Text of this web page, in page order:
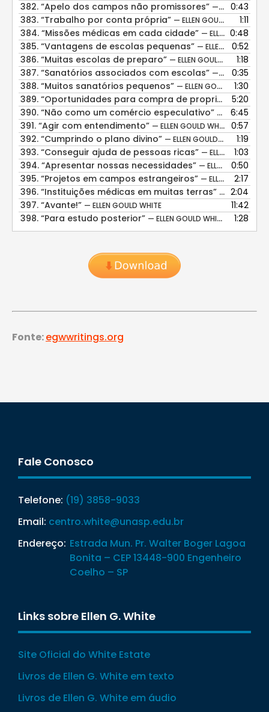
382. “Apelo dos campos não promissores” — ELLEN GOULD WHITE
0:43
383. “Trabalho por conta própria” — ELLEN GOULD WHITE
1:11
384. “Missões médicas em cada cidade” — ELLEN GOULD WHITE
0:48
385. “Vantagens de escolas pequenas” — ELLEN GOULD WHITE
0:52
386. “Muitas escolas de preparo” — ELLEN GOULD WHITE
1:18
387. “Sanatórios associados com escolas” — ELLEN GOULD WHITE
0:35
388. “Muitos sanatórios pequenos” — ELLEN GOULD WHITE
1:30
389. “Oportunidades para compra de propriedades para sanatório”
5:20
390. “Não como um comércio especulativo” — ELLEN
6:45
391. “Agir com entendimento” — ELLEN GOULD WHITE
0:57
392. “Cumprindo o plano divino” — ELLEN GOULD WHITE
1:19
393. “Conseguir ajuda de pessoas ricas” — ELLEN GOULD WHITE
1:03
394. “Apresentar nossas necessidades” — ELLEN GOULD WHITE
0:50
395. “Projetos em campos estrangeiros” — ELLEN GOULD WHITE
2:17
396. “Instituições médicas em muitas terras” — ELLEN
2:04
397. “Avante!” — ELLEN GOULD WHITE
11:42
398. “Para estudo posterior” — ELLEN GOULD WHITE 1:28
Fonte:egwwritings.org
Fale Conosco
Telefone: (19) 3858-9033
Email: centro.white@unasp.edu.br
Endereço: Estrada Mun. Pr. Walter Boger Lagoa
Bonita – CEP 13448-900 Engenheiro
Coelho – SP
Links sobre Ellen G. White
Site Oficial do White Estate
Livros de Ellen G. White em texto
Livros de Ellen G. White em áudio